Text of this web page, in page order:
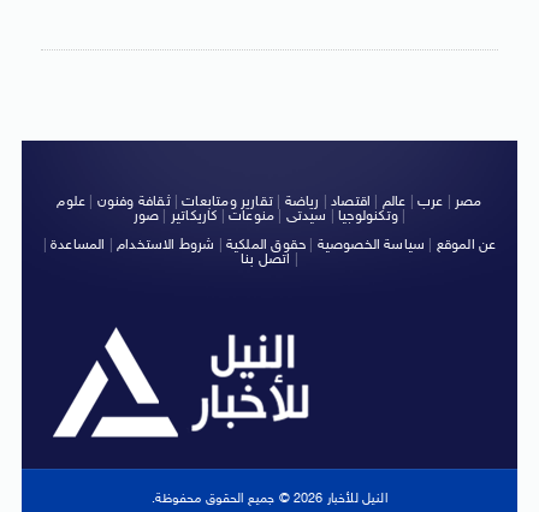
مصر عرب عالم اقتصاد رياضة |تقارير ومتابعات|ثقافة وفنون
علوم
وتكنولوجيا| سيدتى منوعات كاريكاتير صور
|
عن الموقع
سياسة الخصوصية حقوق الملكية شروط الاستخدام| المساعدة|
اتصل بنا
النيل للأخبار 2026 © جميع الحقوق محفوظة.